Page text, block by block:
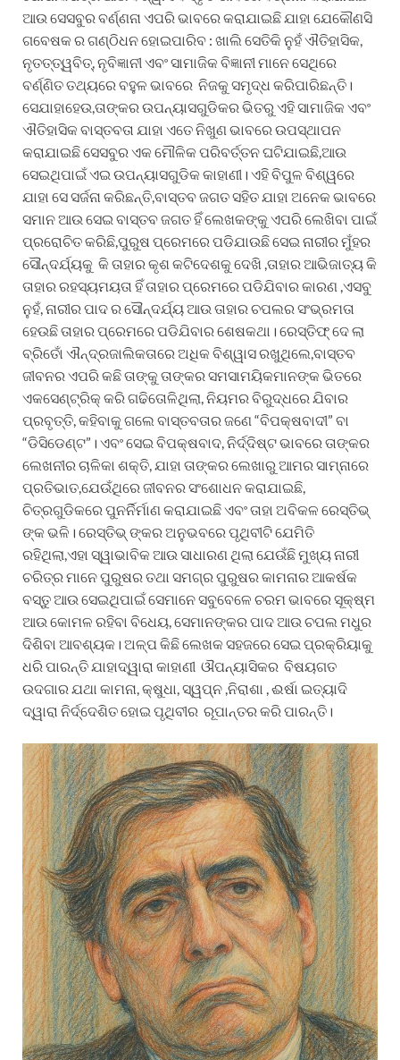
ଆଉ ସେସବୁର ବର୍ଣ୍ଣନା ଏପରି ଭାବରେ କରାଯାଇଛି ଯାହା ଯେକୌଣସି
ଗବେଷକ ର ଗଣ୍ଠିଧନ ହୋଇପାରିବ : ଖାଲି ସେତିକି ନୁହଁ ଐତିହାସିକ,
ନୃତତ୍ତ୍ୱବିତ୍, ନୃବିଜ୍ଞାନୀ ଏବଂ ସାମାଜିକ ବିଜ୍ଞାନୀ ମାନେ ସେଥିରେ
ବର୍ଣ୍ଣିତ ତଥ୍ୟରେ ବହୁଳ ଭାବରେ ନିଜକୁ ସମୃଦ୍ଧ କରିପାରିଛନ୍ତି।
ସେଯାହାହେଉ,ତାଙ୍କର ଉପନ୍ୟାସଗୁଡିକର ଭିତରୁ ଏହି ସାମାଜିକ ଏବଂ
ଐତିହାସିକ ବାସ୍ତବତା ଯାହା ଏତେ ନିଖୁଣ ଭାବରେ ଉପସ୍ଥାପନ
କରାଯାଇଛି ସେସବୁର ଏକ ମୌଳିକ ପରିବର୍ତ୍ତନ ଘଟିଯାଇଛି,ଆଉ
ସେଇଥିପାଇଁ ଏଇ ଉପନ୍ୟାସଗୁଡିକ କାହାଣୀ। ଏହି ବିପୁଳ ବିଶ୍ୱରେ
ଯାହା ସେ ସର୍ଜନା କରିଛନ୍ତି,ବାସ୍ତବ ଜଗତ ସହିତ ଯାହା ଅନେକ ଭାବରେ
ସମାନ ଆଉ ସେଇ ବାସ୍ତବ ଜଗତ ହିଁ ଲେଖକଙ୍କୁ ଏପରି ଲେଖିବା ପାଇଁ
ପ୍ରରୋଚିତ କରିଛି,ପୁରୁଷ ପ୍ରେମରେ ପଡିଯାଉଛି ସେଇ ନାରୀର ମୁଁହର
ସୌନ୍ଦର୍ଯ୍ୟକୁ କି ତାହାର କୃଶ କଟିଦେଶକୁ ଦେଖି ,ତାହାର ଆଭିଜାତ୍ୟ କି
ତାହାର ରହସ୍ୟମୟତା ହିଁ ତାହାର ପ୍ରେମରେ ପଡିଯିବାର କାରଣ ,ଏସବୁ
ନୁହଁ, ନାରୀର ପାଦ ର ସୌନ୍ଦର୍ଯ୍ୟ ଆଉ ତାହାର ଚପଲର ସଂଭ୍ରମତା
ହେଉଛି ତାହାର ପ୍ରେମରେ ପଡିଯିବାର ଶେଷକଥା। ରେସ୍ତିଫ୍ ଦେ ଲା
ବ୍ରିତୋଁ ଐନ୍ଦ୍ରଜାଲିକତାରେ ଅଧିକ ବିଶ୍ୱାସ ରଖୁଥିଲେ,ବାସ୍ତବ
ଜୀବନର ଏପରି କଛି ତାଙ୍କୁ ତାଙ୍କର ସମସାମୟିକମାନଙ୍କ ଭିତରେ
ଏକସେଣ୍ଟ୍ରିକ୍ କରି ଗଢିତୋଳିଥିଲା, ନିୟମର ବିରୁଦ୍ଧରେ ଯିବାର
ପ୍ରବୃତ୍ତି, କହିବାକୁ ଗଲେ ବାସ୍ତବତାର ଜଣେ “ବିପକ୍ଷବାଦୀ” ବା
“ଡିସିଡେଣ୍ଟ”। ଏବଂ ସେଇ ବିପକ୍ଷବାଦ, ନିର୍ଦ୍ଦିଷ୍ଟ ଭାବରେ ତାଙ୍କର
ଲେଖନୀର ଚାଳିକା ଶକ୍ତି, ଯାହା ତାଙ୍କର ଲେଖାରୁ ଆମର ସାମ୍ନାରେ
ପ୍ରତିଭାତ,ଯେଉଁଥିରେ ଜୀବନର ସଂଶୋଧନ କରାଯାଇଛି,
ଚିତ୍ରଗୁଡିକରେ ପୁନର୍ନିର୍ମାଣ କରାଯାଇଛି ଏବଂ ତାହା ଅବିକଳ ରେସ୍ତିଭ୍
ଙ୍କ ଭଳି। ରେସ୍ତିଭ୍ ଙ୍କର ଅନୁଭବରେ ପୃଥିବୀଟି ଯେମିତି
ରହିଥିଲା,ଏହା ସ୍ୱାଭାବିକ ଆଉ ସାଧାରଣ ଥିଲା ଯେଉଁଛି ମୁଖ୍ୟ ନାରୀ
ଚରିତ୍ର ମାନେ ପୁରୁଷର ତଥା ସମଗ୍ର ପୁରୁଷର କାମନାର ଆକର୍ଷକ
ବସ୍ତୁ ଆଉ ସେଇଥିପାଇଁ ସେମାନେ ସବୁବେଳେ ଚରମ ଭାବରେ ସୂକ୍ଷ୍ମ
ଆଉ କୋମଳ ରହିବା ବିଧେୟ, ସେମାନଙ୍କର ପାଦ ଆଉ ଚପଲ ମଧୁର
ଦିଶିବା ଆବଶ୍ୟକ। ଅଳ୍ପ କିଛି ଲେଖକ ସହଜରେ ସେଇ ପ୍ରକ୍ରିୟାକୁ
ଧରି ପାରନ୍ତି ଯାହାଦ୍ୱାରା କାହାଣୀ ଔପନ୍ୟାସିକର ବିଷୟଗତ
ଉଦଗାର ଯଥା କାମନା, କ୍ଷୁଧା, ସ୍ୱପ୍ନ ,ନିରାଶା , ଈର୍ଷା ଇତ୍ୟାଦି
ଦ୍ୱାରା ନିର୍ଦ୍ଦେଶିତ ହୋଇ ପୃଥିବୀର ରୂପାନ୍ତର କରି ପାରନ୍ତି।